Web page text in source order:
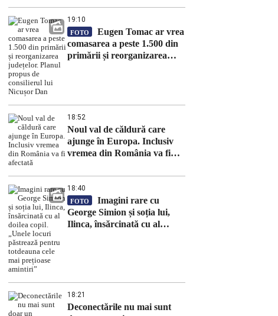
19:10
FOTO
Eugen Tomac ar vrea
comasarea a peste 1.500 din
primării și reorganizarea
18:52
Noul val de căldură care
ajunge în Europa. Inclusiv
vremea din România va fi
18:40
FOTO
Imagini rare cu
George Simion și soția lui,
Ilinca, însărcinată cu al
18:21
Deconectările nu mai sunt